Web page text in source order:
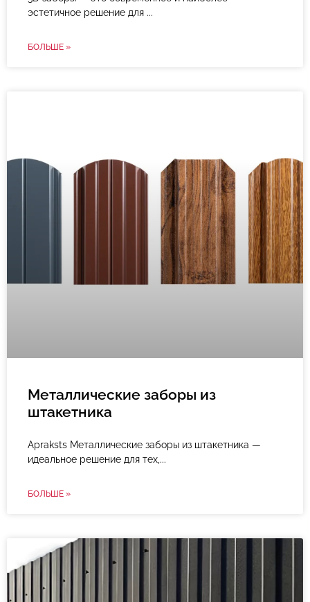
эстетичное решение для
БОЛЬШЕ »
Металлические заборы из
штакетника
Apraksts Металлические заборы из штакетника —
идеальное решение для тех,
БОЛЬШЕ »